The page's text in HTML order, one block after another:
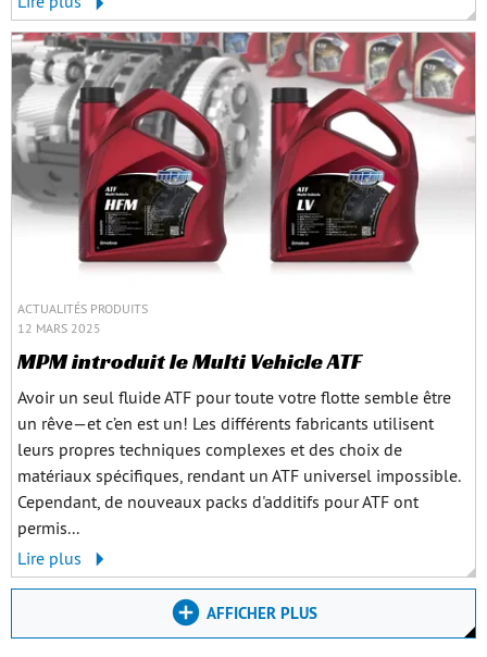
ACTUALITÉS PRODUITS
12 MARS 2025
MPM introduit le Multi Vehicle ATF
Avoir un seul fluide ATF pour toute votre flotte semble être
un rêve—et c’en est un! Les différents fabricants utilisent
leurs propres techniques complexes et des choix de
matériaux spécifiques, rendant un ATF universel impossible.
Cependant, de nouveaux packs d'additifs pour ATF ont
permis...
Lire plus
AFFICHER PLUS